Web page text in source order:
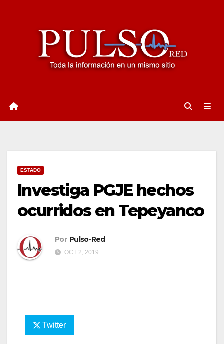
ESTADO
Investiga PGJE hechos
ocurridos en Tepeyanco
Por Pulso-Red
OCT 2, 2019
Twitter